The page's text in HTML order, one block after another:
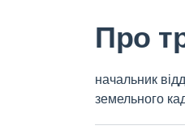
Про
начальник
земельного